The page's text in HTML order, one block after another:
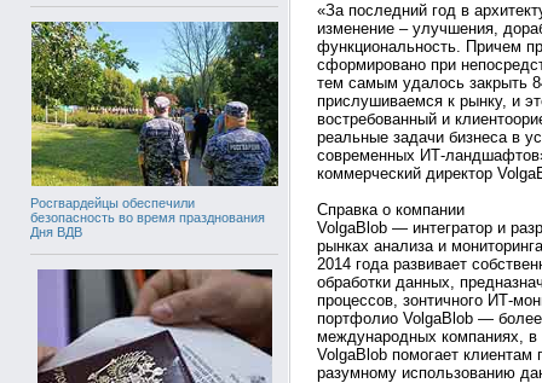
Росгвардейцы обеспечили
безопасность во время празднования
Дня ВДВ
«За последний год в
изменение – улучшения,
функциональность. Причем
сформировано при
тем самым удалось закрыть
прислушиваемся к рынку, и
востребованный и
реальные задачи бизнеса в
современных ИТ-
коммерческий директор
Справка о компании
VolgaBlob — интегратор и
рынках анализа и
2014 года развивает
обработки данных,
процессов, зонтичного ИТ-
портфолио VolgaBlob — более
международных компаниях,
VolgaBlob помогает клиентам
разумному использованию